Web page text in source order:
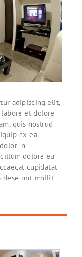
adipiscing elit,
et dolore
quis nostrud
ex ea
in
dolore eu
cupidatat
deserunt mollit